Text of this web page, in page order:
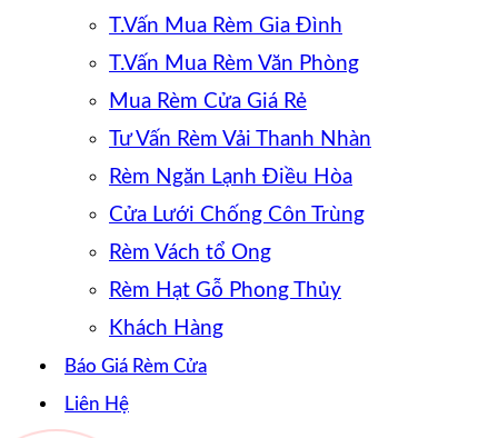
T.Vấn Mua Rèm Gia Đình
T.Vấn Mua Rèm Văn Phòng
Mua Rèm Cửa Giá Rẻ
Tư Vấn Rèm Vải Thanh Nhàn
Rèm Ngăn Lạnh Điều Hòa
Cửa Lưới Chống Côn Trùng
Rèm Vách tổ Ong
Rèm Hạt Gỗ Phong Thủy
Khách Hàng
Báo Giá Rèm Cửa
Liên Hệ